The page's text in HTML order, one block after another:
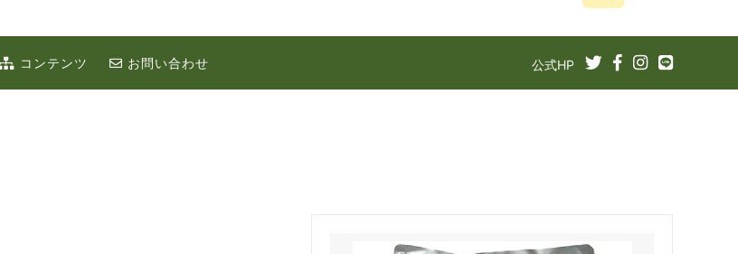
コンテンツ お問い合わせ 公式HP